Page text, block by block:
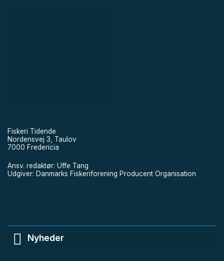
Fiskeri Tidende
Nordensvej 3, Taulov
7000 Fredericia
Ansv. redaktør: Uffe Tang
Udgiver: Danmarks Fiskeriforening Producent Organisation
Nyheder